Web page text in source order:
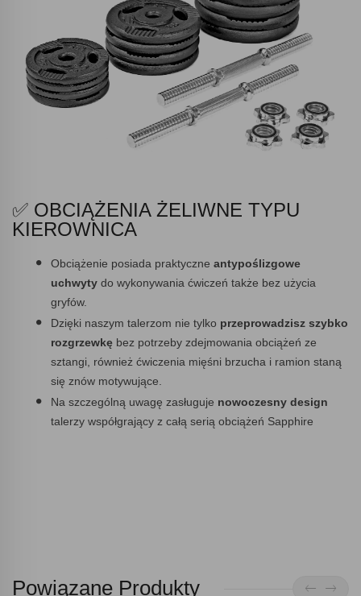
✅ OBCIĄŻENIA ŻELIWNE TYPU
KIEROWNICA
Obciążenie posiada praktyczne antypoślizgowe
uchwyty do wykonywania ćwiczeń także bez użycia
gryfów.
Dzięki naszym talerzom nie tylko przeprowadzisz szybko
rozgrzewkę bez potrzeby zdejmowania obciążeń ze
sztangi, również ćwiczenia mięśni brzucha i ramion staną
się znów motywujące.
Na szczególną uwagę zasługuje nowoczesny design
talerzy współgrający z całą serią obciążeń Sapphire
Powiązane Produkty